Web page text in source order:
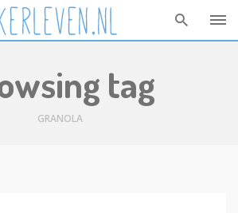
tag
GRANOLA